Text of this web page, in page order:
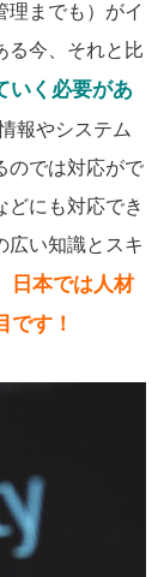
理までも）がイ
る今、それと比
いく必要があ
報やシステム
のでは対応がで
どにも対応でき
広い知識とスキ
日本では人材
です！